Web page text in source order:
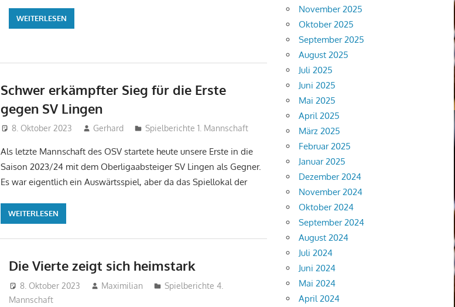
WEITERLESEN
Schwer erkämpfter Sieg für die Erste
gegen SV Lingen
8. Oktober 2023 Gerhard Spielberichte 1. Mannschaft
Als letzte Mannschaft des OSV startete heute unsere Erste in die
Saison 2023/24 mit dem Oberligaabsteiger SV Lingen als Gegner.
Es war eigentlich ein Auswärtsspiel, aber da das Spiellokal der
WEITERLESEN
Die Vierte zeigt sich heimstark
8. Oktober 2023 Maximilian
Spielberichte 4.
Mannschaft
November 2025
Oktober 2025
September 2025
August 2025
Juli 2025
Juni 2025
Mai 2025
April 2025
März 2025
Februar 2025
Januar 2025
Dezember 2024
November 2024
Oktober 2024
September 2024
August 2024
Juli 2024
Juni 2024
Mai 2024
April 2024